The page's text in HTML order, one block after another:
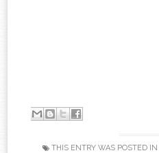
THIS ENTRY WAS POSTED IN